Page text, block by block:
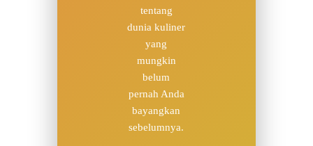
tentang
dunia kuliner
yang
mungkin
belum
pernah Anda
bayangkan
sebelumnya.